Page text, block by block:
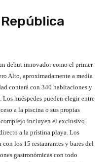
debut innovador como el primer
Alto, aproximadamente a media
contará con 340 habitaciones y
Los huéspedes pueden elegir entre
a la piscina o sus propias
incluyen el exclusivo
a la prístina playa. Los
los 15 restaurantes y bares del
gastronómicas con todo